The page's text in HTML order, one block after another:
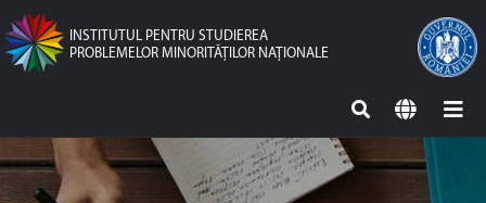
INSTITUTUL PENTRU STUDIEREA
PROBLEMELOR MINORITĂŢILOR NAŢIONALE